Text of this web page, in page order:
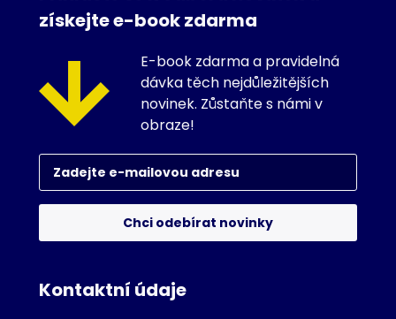
získejte e-book zdarma
E-book zdarma a pravidelná
dávka těch nejdůležitějších
novinek. Zůstaňte s námi v
obraze!
Chci odebírat novinky
Kontaktní údaje